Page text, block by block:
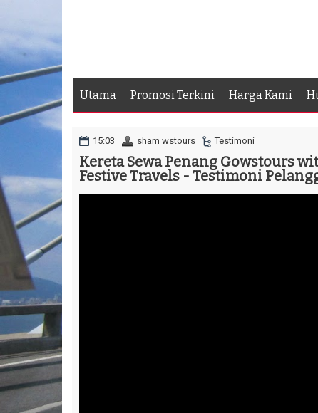
Utama Promosi Terkini Harga Kami
15:03 sham wstours Testimoni
Kereta Sewa Penang Gowstours
Festive Travels - Testimoni